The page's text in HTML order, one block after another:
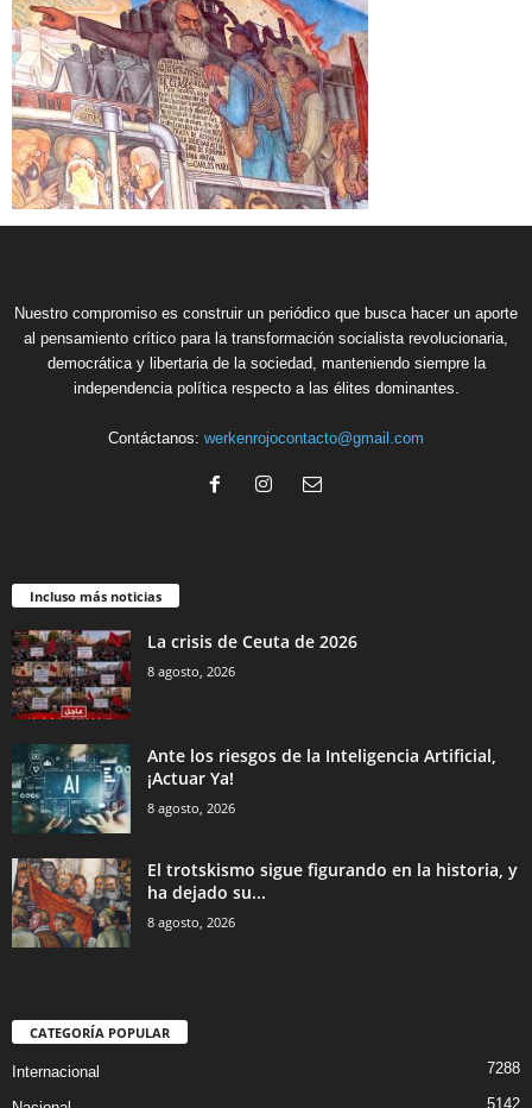
Nuestro compromiso es construir un periódico que busca hacer un aporte
al pensamiento crítico para la transformación socialista revolucionaria,
democrática y libertaria de la sociedad, manteniendo siempre la
independencia política respecto a las élites dominantes.
Contáctanos: werkenrojocontacto@gmail.com
Incluso más noticias
La crisis de Ceuta de 2026
8 agosto, 2026
Ante los riesgos de la Inteligencia Artificial,
¡Actuar Ya!
8 agosto, 2026
El trotskismo sigue figurando en la historia, y
ha dejado su...
8 agosto, 2026
CATEGORÍA POPULAR
Internacional 7288
5142